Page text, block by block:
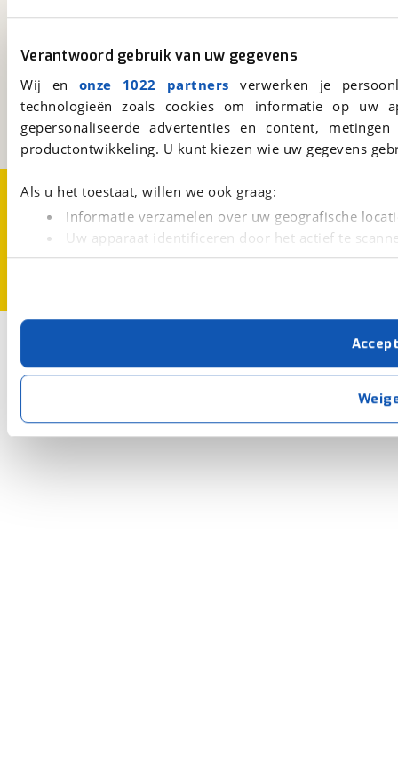
Verantwoord gebruik van uw gegevens
Wij en onze 1022 partners verwerken je
technologieën zoals cookies om informatie op
gepersonaliseerde advertenties en content,
productontwikkeling. U kunt kiezen wie uw gegevens
Als u het toestaat, willen we ook graag:
Informatie verzamelen over uw geografische
Uw apparaat identificeren door het actief te
Lees meer over hoe uw persoonlijke gegevens worden
Met cookies en vergelijkbare technieken zorgen we
cookies zorgen ervoor dat de website goed werkt.
verbeteren. We tonen je graag relevante advertenties
buiten onze website volgt – uiteraard op
. Als je weigert, plaatsen we alleen
kun je later altijd aanpassen via devoorkeurenpagina.
viaBOVAG.nl
Kosterijland15
3981 AJ
Bunnik
Een initiatief van
BOVAG
Over viaBOVAG.nlDisclaimer- en Privacyverklaring